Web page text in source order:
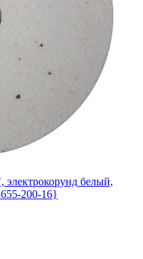
электрокорунд белый,
200-16}